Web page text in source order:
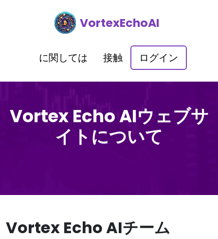
VortexEchoAI
に関しては 接触 ログイン
Vortex Echo AIウェブサ
イトについて
Vortex Echo AIチーム